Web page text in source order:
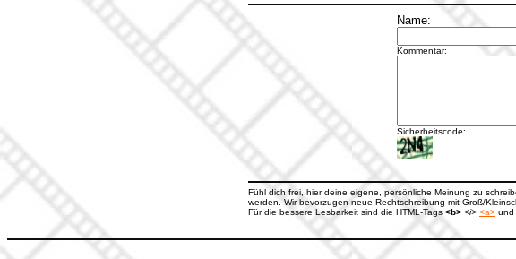
Name:
Kommentar:
Sicherheitscode:
Fühl dich frei, hier deine eigene, persönliche Meinung zu
werden. Wir bevorzugen neue Rechtschreibung mit Groß/
Für die bessere Lesbarkeit sind die HTML-Tags <b> <i> <a> und